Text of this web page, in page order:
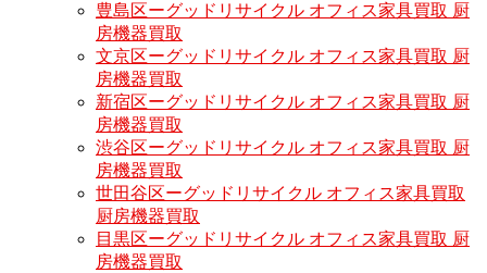
豊島区ーグッドリサイクル オフィス家具買取 厨
房機器買取
文京区ーグッドリサイクル オフィス家具買取 厨
房機器買取
新宿区ーグッドリサイクル オフィス家具買取 厨
房機器買取
渋谷区ーグッドリサイクル オフィス家具買取 厨
房機器買取
世田谷区ーグッドリサイクル オフィス家具買取
厨房機器買取
目黒区ーグッドリサイクル オフィス家具買取 厨
房機器買取